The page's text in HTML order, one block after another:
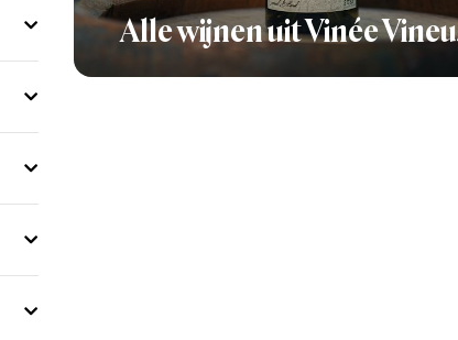
Alle wijnen uit Vinée